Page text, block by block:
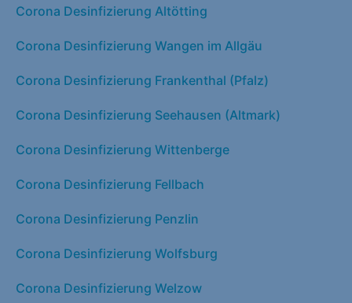
Corona Desinfizierung Altötting
Corona Desinfizierung Wangen im Allgäu
Corona Desinfizierung Frankenthal (Pfalz)
Corona Desinfizierung Seehausen (Altmark)
Corona Desinfizierung Wittenberge
Corona Desinfizierung Fellbach
Corona Desinfizierung Penzlin
Corona Desinfizierung Wolfsburg
Corona Desinfizierung Welzow